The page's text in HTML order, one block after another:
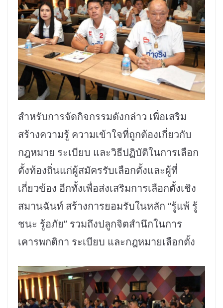
สำหรับการจัดกิจกรรมดังกล่าว เพื่อเสริม
สร้างความรู้ ความเข้าใจที่ถูกต้องเกี่ยวกับ
กฎหมาย ระเบียบ และวิธีปฏิบัติในการเลือก
ตั้งท้องถิ่นแก่ผู้สมัครรับเลือกตั้งและผู้ที่
เกี่ยวข้อง อีกทั้งเพื่อส่งเสริมการเลือกตั้งเชิง
สมานฉันท์ สร้างการยอมรับในหลัก “รู้แพ้ รู้
ชนะ รู้อภัย” รวมถึงปลูกจิตสำนึกในการ
เคารพกติกา ระเบียบ และกฎหมายเลือกตั้ง